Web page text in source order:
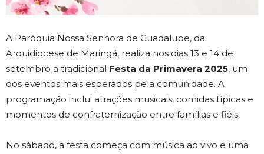
A Paróquia Nossa Senhora de Guadalupe, da
Arquidiocese de Maringá, realiza nos dias 13 e 14 de
setembro a tradicional Festa da Primavera 2025, um
dos eventos mais esperados pela comunidade. A
programação inclui atrações musicais, comidas típicas e
momentos de confraternização entre famílias e fiéis.
No sábado, a festa começa com música ao vivo e uma